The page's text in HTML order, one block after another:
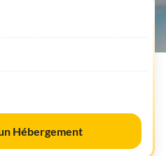
Hébergement